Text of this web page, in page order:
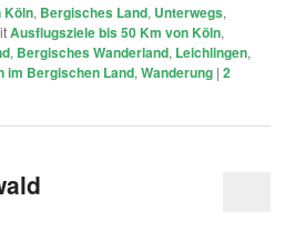
Köln, Bergisches Land, Unterwegs,
Ausflugsziele bis 50 Km von Köln,
, Bergisches Wanderland, Leichlingen,
im Bergischen Land,Wanderung |2